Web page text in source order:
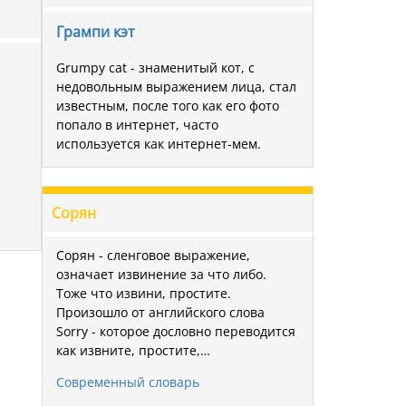
Грампи кэт
Grumpy cat - знаменитый кот, с
недовольным выражением лица, стал
известным, после того как его фото
попало в интернет, часто
используется как интернет-мем.
Сорян
Сорян - сленговое выражение,
означает извинение за что либо.
Тоже что извини, простите.
Произошло от английского слова
Sorry - которое дословно переводится
как извните, простите,…
Современный словарь